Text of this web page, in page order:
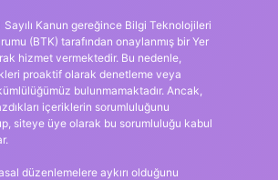
Sayılı Kanun gereğince Bilgi Teknolojileri
(BTK) tarafından onaylanmış bir Yer
hizmet vermektedir. Bu nedenle,
proaktif olarak denetleme veya
bulunmamaktadır. Ancak,
içeriklerin sorumluluğunu
siteye üye olarak bu sorumluluğu kabul
düzenlemelere aykırı olduğunu